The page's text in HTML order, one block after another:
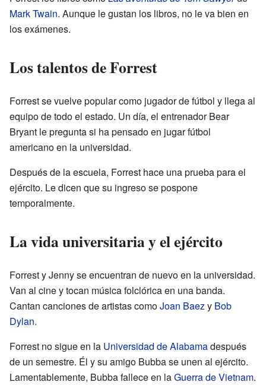
Mark Twain. Aunque le gustan los libros, no le va bien en
los exámenes.
Los talentos de Forrest
Forrest se vuelve popular como jugador de fútbol y llega al
equipo de todo el estado. Un día, el entrenador Bear
Bryant le pregunta si ha pensado en jugar fútbol
americano en la universidad.
Después de la escuela, Forrest hace una prueba para el
ejército. Le dicen que su ingreso se pospone
temporalmente.
La vida universitaria y el ejército
Forrest y Jenny se encuentran de nuevo en la universidad.
Van al cine y tocan música folclórica en una banda.
Cantan canciones de artistas comoJoan Baezy Bob
Dylan.
Forrest no sigue en la Universidad de Alabamadespués
de un semestre. Él y su amigo Bubba se unen al ejército.
Lamentablemente, Bubba fallece en laGuerra de Vietnam.